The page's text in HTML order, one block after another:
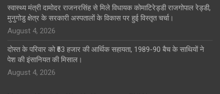
स्वास्थ्य मंत्री दामोदर राजनरसिंह से मिले विधायक कोमाटिरेड्डी राजगोपाल रेड्डी,
मुनुगोडु क्षेत्र के सरकारी अस्पतालों के विकास पर हुई विस्तृत चर्चा।
August 4, 2026
दोस्त के परिवार को ₹63 हजार की आर्थिक सहायता, 1989-90 बैच के साथियों ने
पेश की इंसानियत की मिसाल।
August 4, 2026